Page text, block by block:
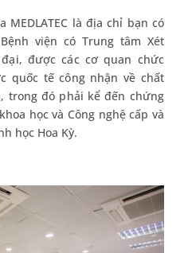
MEDLATEC là địa chỉ bạn có
viện có Trung tâm Xét
được các cơ quan chức
quốc tế công nhận về chất
trong đó phải kể đến chứng
học và Công nghệ cấp và
học Hoa Kỳ.